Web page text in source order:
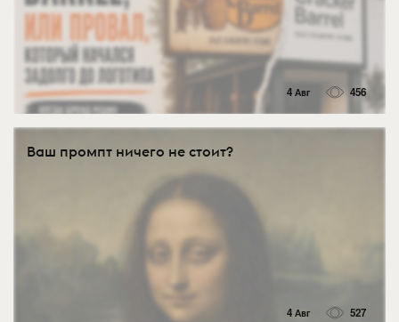
4 Авг 456
Ваш промпт ничего не стоит?
4 Авг 527